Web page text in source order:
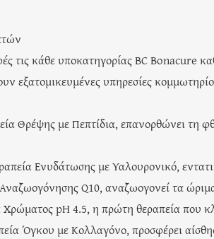
τις κάθε υποκατηγορίας BC Bonacure
εξατομικευμένες υπηρεσίες
Θρέψης με Πεπτίδια, επανορθώνει τη
Ενυδάτωσης με Υαλουρονικό,
Q10, αναζωογονεί τα
pH 4.5, η πρώτη θεραπεία που
Όγκου με Κολλαγόνο, προσφέρει